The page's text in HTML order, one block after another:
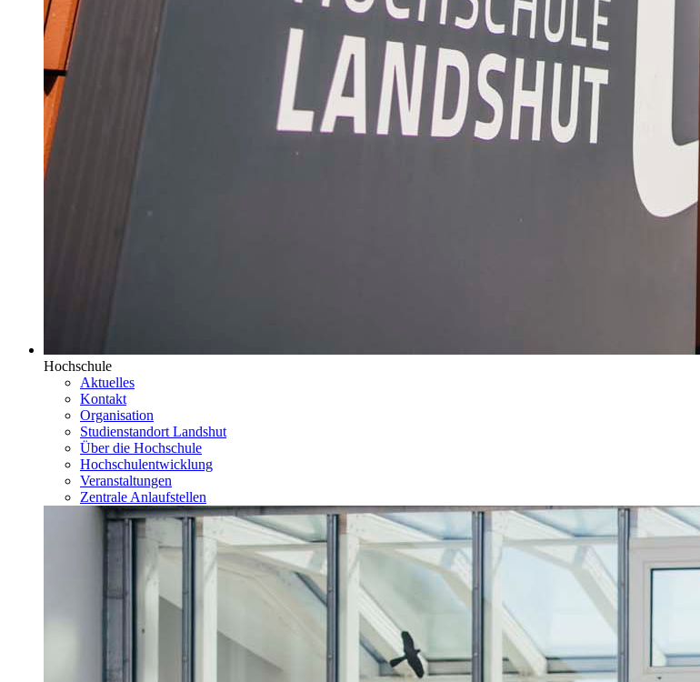
Hochschule
Aktuelles
Kontakt
Organisation
Studienstandort Landshut
Über die Hochschule
Hochschulentwicklung
Veranstaltungen
Zentrale Anlaufstellen